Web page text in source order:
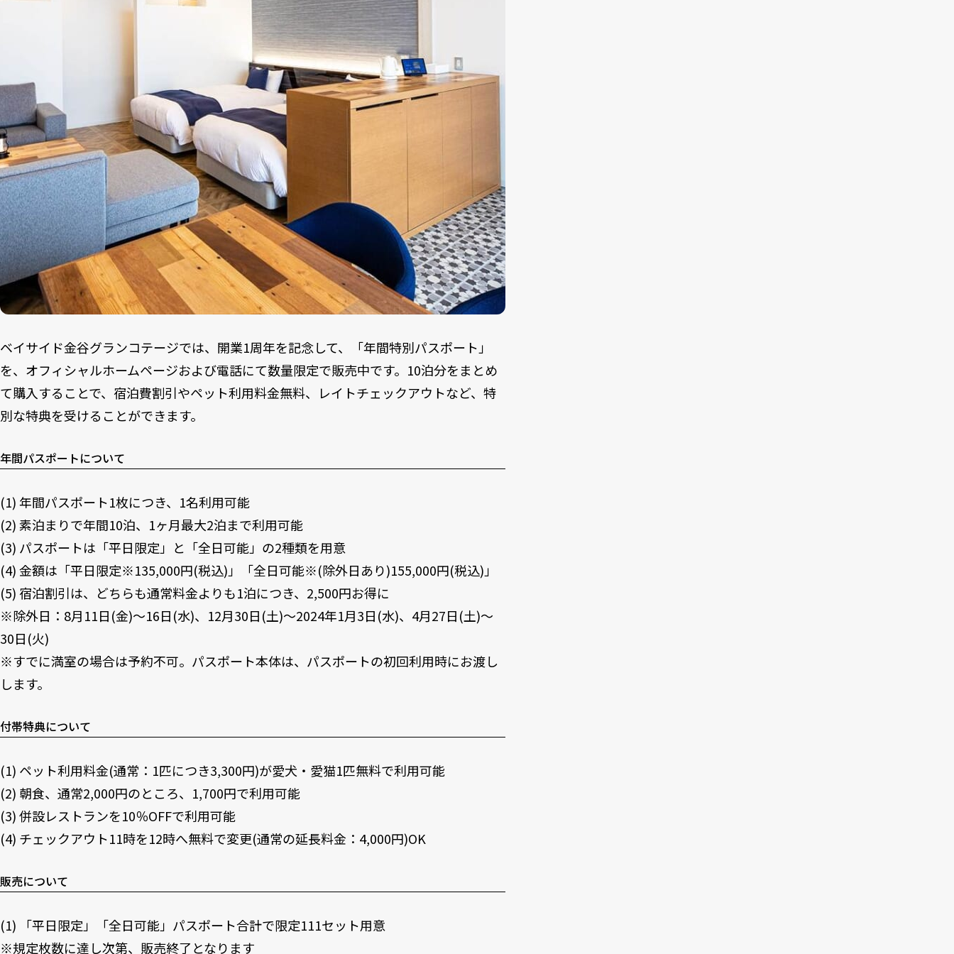
ベイサイド金谷グランコテージでは、開業1周年を記念して、「年間特別パスポート」
を、オフィシャルホームページおよび電話にて数量限定で販売中です。10泊分をまとめ
て購入することで、宿泊費割引やペット利用料金無料、レイトチェックアウトなど、特
別な特典を受けることができます。
年間パスポートについて
(1) 年間パスポート1枚につき、1名利用可能
(2) 素泊まりで年間10泊、1ヶ月最大2泊まで利用可能
(3) パスポートは「平日限定」と「全日可能」の2種類を用意
(4) 金額は「平日限定※135,000円(税込)」「全日可能※(除外日あり)155,000円(税込)」
(5) 宿泊割引は、どちらも通常料金よりも1泊につき、2,500円お得に
※除外日：8月11日(金)～16日(水)、12月30日(土)～2024年1月3日(水)、4月27日(土)～
30日(火)
※すでに満室の場合は予約不可。パスポート本体は、パスポートの初回利用時にお渡し
します。
付帯特典について
(1) ペット利用料金(通常：1匹につき3,300円)が愛犬・愛猫1匹無料で利用可能
(2) 朝食、通常2,000円のところ、1,700円で利用可能
(3) 併設レストランを10％OFFで利用可能
(4) チェックアウト11時を12時へ無料で変更(通常の延長料金：4,000円)OK
販売について
(1) 「平日限定」「全日可能」パスポート合計で限定111セット用意
※規定枚数に達し次第、販売終了となります